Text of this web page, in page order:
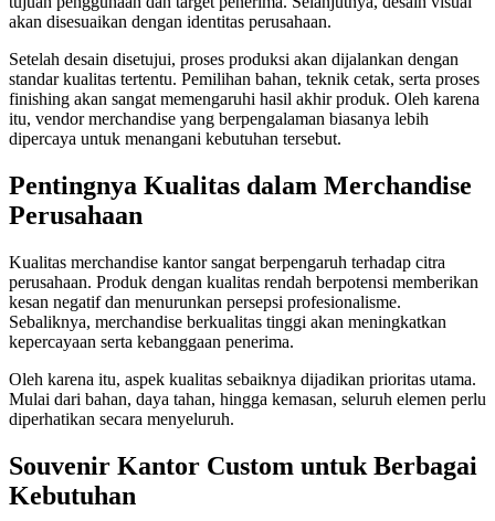
akan disesuaikan dengan identitas perusahaan.
Setelah desain disetujui, proses produksi akan dijalankan dengan
standar kualitas tertentu. Pemilihan bahan, teknik cetak, serta proses
finishing akan sangat memengaruhi hasil akhir produk. Oleh karena
itu, vendor merchandise yang berpengalaman biasanya lebih
dipercaya untuk menangani kebutuhan tersebut.
Pentingnya Kualitas dalam Merchandise
Perusahaan
Kualitas merchandise kantor sangat berpengaruh terhadap citra
perusahaan. Produk dengan kualitas rendah berpotensi memberikan
kesan negatif dan menurunkan persepsi profesionalisme.
Sebaliknya, merchandise berkualitas tinggi akan meningkatkan
kepercayaan serta kebanggaan penerima.
Oleh karena itu, aspek kualitas sebaiknya dijadikan prioritas utama.
Mulai dari bahan, daya tahan, hingga kemasan, seluruh elemen perlu
diperhatikan secara menyeluruh.
Souvenir Kantor Custom untuk Berbagai
Kebutuhan